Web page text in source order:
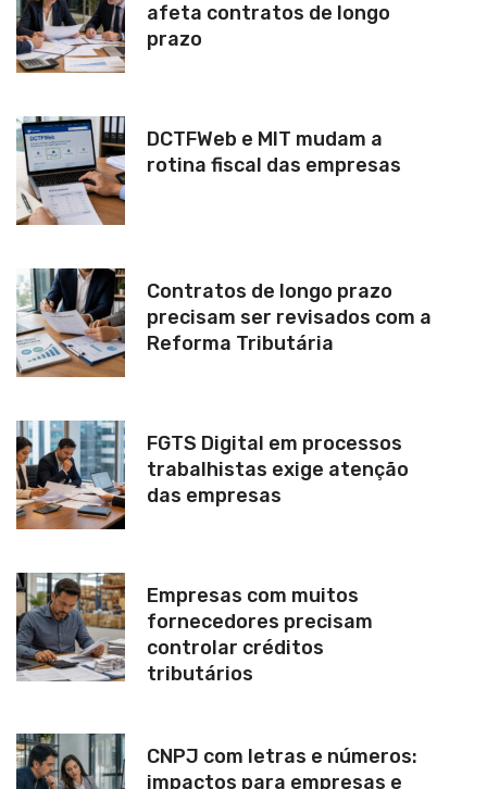
afeta contratos de longo
prazo
DCTFWeb e MIT mudam a
rotina fiscal das empresas
Contratos de longo prazo
precisam ser revisados com a
Reforma Tributária
FGTS Digital em processos
trabalhistas exige atenção
das empresas
Empresas com muitos
fornecedores precisam
controlar créditos
tributários
CNPJ com letras e números:
impactos para empresas e